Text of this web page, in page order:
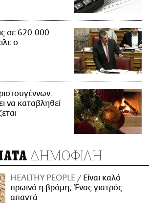
σε 620.000
ο
να καταβληθεί
ΔΗΜΟΦΙΛΗ
HEALTHY PEOPLE
Είναι καλό
πρωινό η βρόμη; Ένας γιατρός
απαντά